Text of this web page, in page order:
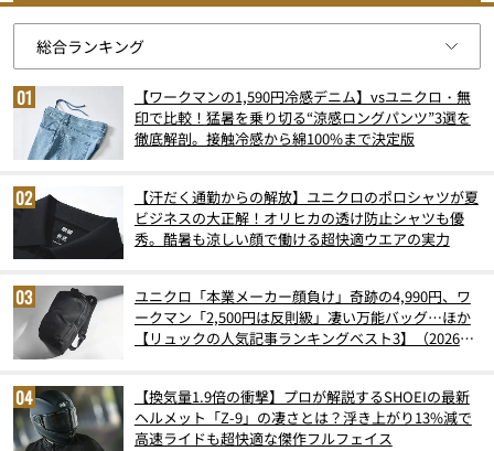
【ワークマンの1,590円冷感デニム】vsユニクロ・無
印で比較！猛暑を乗り切る“涼感ロングパンツ”3選を
徹底解剖。接触冷感から綿100%まで決定版
【汗だく通勤からの解放】ユニクロのポロシャツが夏
ビジネスの大正解！オリヒカの透け防止シャツも優
秀。酷暑も涼しい顔で働ける超快適ウエアの実力
ユニクロ「本業メーカー顔負け」奇跡の4,990円、ワ
ークマン「2,500円は反則級」凄い万能バッグ…ほか
【リュックの人気記事ランキングベスト3】（2026年
【換気量1.9倍の衝撃】プロが解説するSHOEIの最新
ヘルメット「Z-9」の凄さとは？浮き上がり13%減で
高速ライドも超快適な傑作フルフェイス